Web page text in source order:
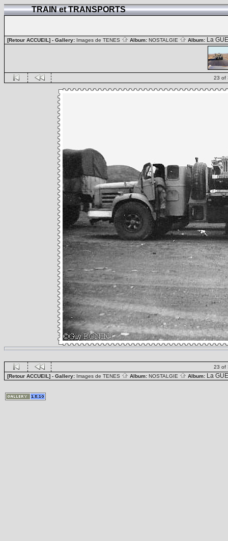
TRAIN et TRANSPORTS
[Retour ACCUEIL] - Gallery: Images de TENES Album: NOSTALGIE Album: La
23 of
23 of
[Retour ACCUEIL] - Gallery: Images de TENES Album: NOSTALGIE Album: La